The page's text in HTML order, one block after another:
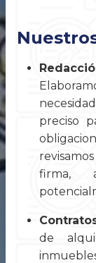
preciso
firma,
de